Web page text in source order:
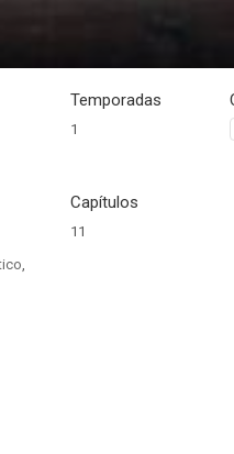
Temporadas
1
,
Capítulos
11